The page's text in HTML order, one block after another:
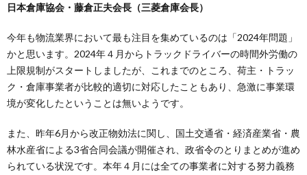
日本倉庫協会・藤倉正夫会長（三菱倉庫会長）
今年も物流業界において最も注目を集めているのは「2024年問題」
かと思います。2024年４月からトラックドライバーの時間外労働の
上限規制がスタートしましたが、これまでのところ、荷主・トラッ
ク・倉庫事業者が比較的適切に対応したこともあり、急激に事業環
境が変化したということは無いようです。
また、昨年6月から改正物効法に関し、国土交通省・経済産業省・農
林水産省による3省合同会議が開催され、政省令のとりまとめが進め
られている状況です。本年４月には全ての事業者に対する努力義務